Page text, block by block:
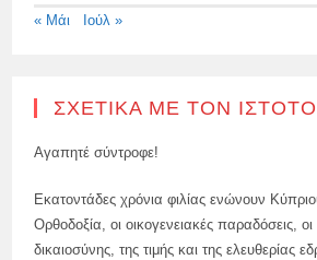
« Μάι Ιούλ »
ΣΧΕΤΙΚΆ ΜΕ ΤΟΝ
Αγαπητέ σύντροφε!
Εκατοντάδες χρόνια φιλίας ενώνουν
Ορθοδοξία, οι οικογενειακές παραδόσεις, οι
δικαιοσύνης, της τιμής και της ελευθερίας